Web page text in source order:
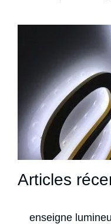
Articles
enseigne